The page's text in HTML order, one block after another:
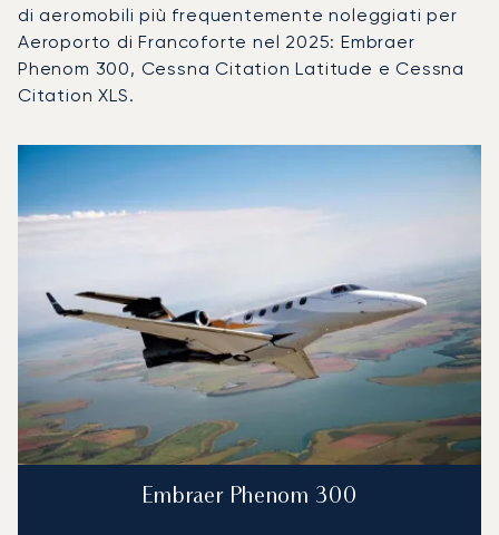
di aeromobili più frequentemente noleggiati per
Aeroporto di Francoforte nel 2025: Embraer
Phenom 300, Cessna Citation Latitude e Cessna
Citation XLS.
Foto dell'aeromobileModello di aeromobile
Movimenti
Posti
Velocità (km/h)
Autonomia (km)
Autonomia (NM)
Embraer Phenom 300